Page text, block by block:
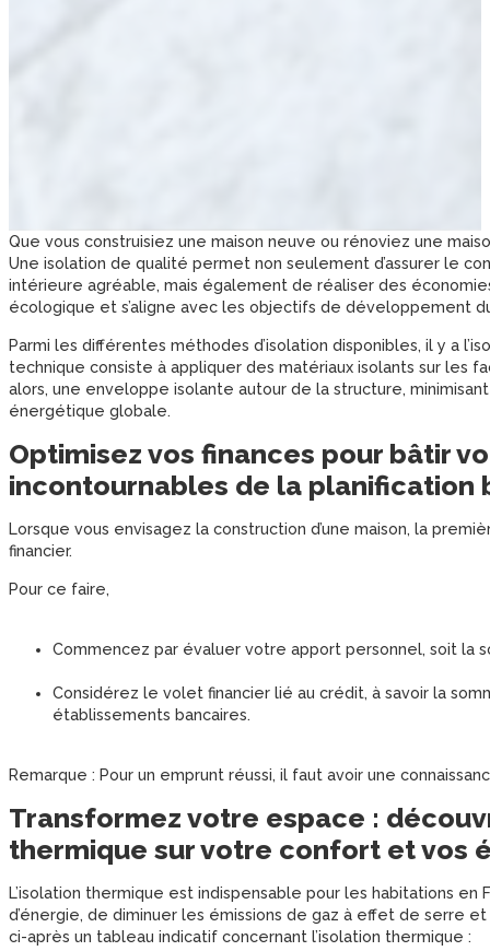
Que vous construisiez une maison neuve ou rénoviez une
Une isolation de qualité permet non seulement d’assurer le
intérieure agréable, mais également de réaliser des
écologique et s’aligne avec les objectifs de développement
Parmi les différentes méthodes d’isolation disponibles, il y a
technique consiste à appliquer des matériaux isolants sur les
alors, une enveloppe isolante autour de la structure,
énergétique globale.
Optimisez vos finances pour bâtir
incontournables de la
Lorsque vous envisagez la construction d’une maison, la
financier.
Pour ce faire,
Commencez par évaluer votre apport personnel, soit la
Considérez le volet financier lié au crédit, à savoir la
établissements bancaires.
Remarque : Pour un emprunt réussi, il faut avoir une
Transformez votre espace :
thermique sur votre confort et vos
L’isolation thermique est indispensable pour les habitations
d’énergie, de diminuer les émissions de gaz à effet de serre
ci-après un tableau indicatif concernant l’isolation thermique :